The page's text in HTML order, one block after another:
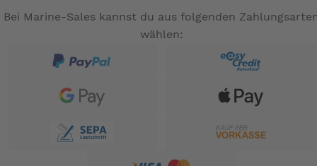
Bei Marine-Sales kannst du aus folgenden
wählen: